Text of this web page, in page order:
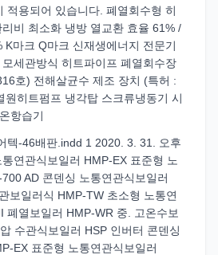
적용되어 있습니다. 폐열회수형 히
비 최소화 냉방 열교환 효율 61% /
K마크 Q마크 신재생에너지 전문기
세관방식 히트파이프 폐열회수장
호) 전해살균수 제조 장치 (특허 :
히트펌프 냉각탑 스크류냉동기 시
항습기
46배판.indd 1 2020. 3. 31. 오후
연관식보일러 HMP-EX 표준형 노
AD 콘덴싱 노통연관식보일러
보일러식 HMP-TW 초소형 노통연
폐열보일러 HMP-WR 중. 고온수보
수관식보일러 HSP 인버터 콘덴싱
EX 표준형 노통연관식보일러